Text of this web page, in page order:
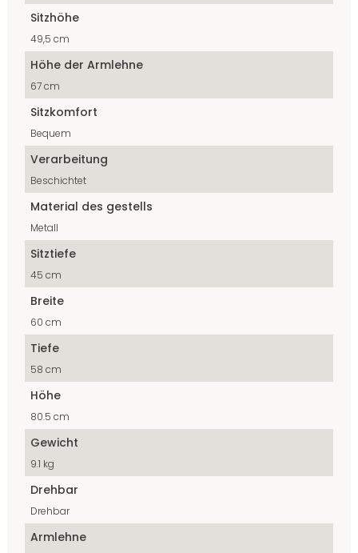
Sitzhöhe
49,5 cm
Höhe der Armlehne
67 cm
Sitzkomfort
Bequem
Verarbeitung
Beschichtet
Material des gestells
Metall
Sitztiefe
45 cm
Breite
60 cm
Tiefe
58 cm
Höhe
80.5 cm
Gewicht
9.1 kg
Drehbar
Drehbar
Armlehne